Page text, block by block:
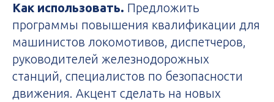
Как использовать. Предложить
программы повышения квалификации для
машинистов локомотивов, диспетчеров,
руководителей железнодорожных
станций, специалистов по безопасности
движения. Акцент сделать на новых